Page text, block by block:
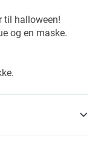
til halloween!
og en maske.